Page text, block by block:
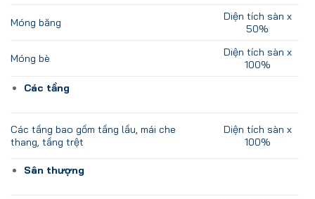
Móng băng
Diện tích sàn x
50%
Móng bè
Diện tích sàn x
100%
Các tầng
Các tầng bao gồm tầng lầu, mái che
thang, tầng trệt
Diện tích sàn x
100%
Sân thượng